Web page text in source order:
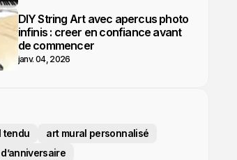
DIY String Art avec apercus photo
infinis : creer en confiance avant
de commencer
janv. 04, 2026
tendu
art mural personnalisé